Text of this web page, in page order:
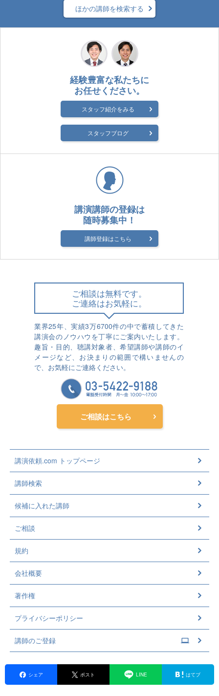
ほかの講師を検索する
経験豊富な私たちに
お任せください。
スタッフ紹介をみる
スタッフブログ
講演講師の登録は
随時募集中！
講師登録はこちら
ご相談は無料です。
ご連絡はお気軽に。
業界25年、実績3万6700件の中で蓄積してきた
講演会のノウハウを丁寧にご案内いたします。
趣旨・目的、聴講対象者、希望講師や講師のイ
メージなど、お決まりの範囲で構いませんの
で、お気軽にご連絡ください。
ご相談はこちら
講演依頼.com トップページ
講師検索
候補に入れた講師
ご相談
規約
会社概要
著作権
プライバシーポリシー
講師のご登録
シェア ポスト LINE はてブ